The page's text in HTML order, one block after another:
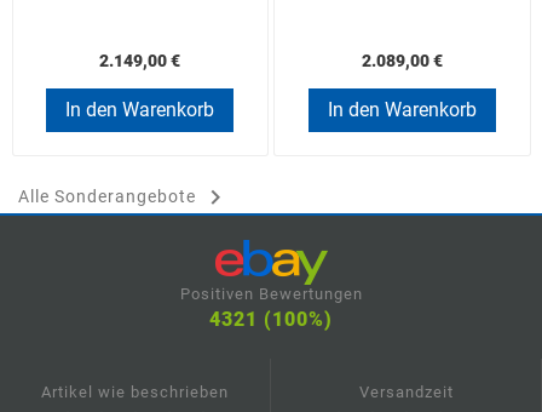
2.149,00 €
In den Warenkorb
2.089,00 €
In den Warenkorb
Alle Sonderangebote 
Positiven Bewertungen
4321 (100%)
Artikel wie beschrieben Versandzeit